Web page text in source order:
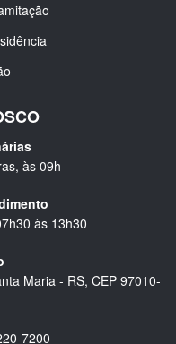
às 09h
às 13h30
Maria - RS, CEP 97010-
7200